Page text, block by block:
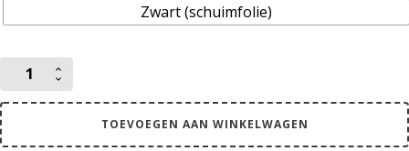
Zwart (schuimfolie)
“Post”
los
album
aantal
TOEVOEGEN AAN WINKELWAGEN